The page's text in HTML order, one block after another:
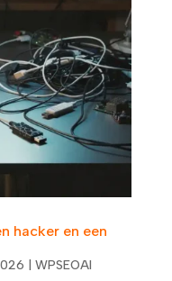
hacker en een
WPSEOAI